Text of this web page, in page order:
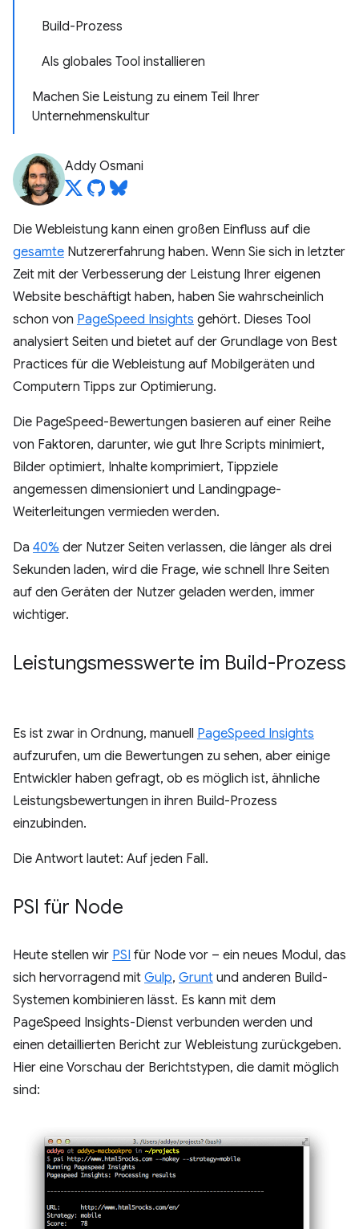
Build-Prozess
Als globales Tool installieren
Machen Sie Leistung zu einem Teil Ihrer
Unternehmenskultur
Addy Osmani
Die Webleistung kann einen großen Einfluss auf die
gesamte Nutzererfahrung haben. Wenn Sie sich in letzter
Zeit mit der Verbesserung der Leistung Ihrer eigenen
Website beschäftigt haben, haben Sie wahrscheinlich
schon von PageSpeed Insights gehört. Dieses Tool
analysiert Seiten und bietet auf der Grundlage von Best
Practices für die Webleistung auf Mobilgeräten und
Computern Tipps zur Optimierung.
Die PageSpeed-Bewertungen basieren auf einer Reihe
von Faktoren, darunter, wie gut Ihre Scripts minimiert,
Bilder optimiert, Inhalte komprimiert, Tippziele
angemessen dimensioniert und Landingpage-
Weiterleitungen vermieden werden.
Da 40% der Nutzer Seiten verlassen, die länger als drei
Sekunden laden, wird die Frage, wie schnell Ihre Seiten
auf den Geräten der Nutzer geladen werden, immer
wichtiger.
Leistungsmesswerte im Build-Prozess
Es ist zwar in Ordnung, manuell PageSpeed Insights
aufzurufen, um die Bewertungen zu sehen, aber einige
Entwickler haben gefragt, ob es möglich ist, ähnliche
Leistungsbewertungen in ihren Build-Prozess
einzubinden.
Die Antwort lautet: Auf jeden Fall.
PSI für Node
Heute stellen wir PSI für Node vor – ein neues Modul, das
sich hervorragend mit Gulp, Grunt und anderen Build-
Systemen kombinieren lässt. Es kann mit dem
PageSpeed Insights-Dienst verbunden werden und
einen detaillierten Bericht zur Webleistung zurückgeben.
Hier eine Vorschau der Berichtstypen, die damit möglich
sind: